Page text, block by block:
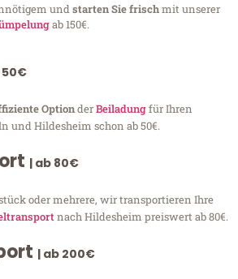
undstarten Sie frischmit unserer
ab 150€.
50€
OptionderBeiladungfür Ihren
und Hildesheim schon ab 50€.
| ab 80€
oder mehrere, wir transportieren Ihre
nach Hildesheim preiswert ab 80€.
| ab 200€